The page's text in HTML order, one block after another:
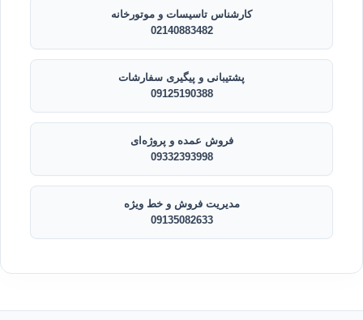
کارشناس تاسیسات و موتورخانه
02140883482
پشتیبانی و پیگیری سفارشات
09125190388
فروش عمده و پروژه‌ای
09332393998
مدیریت فروش و خط ویژه
09135082633